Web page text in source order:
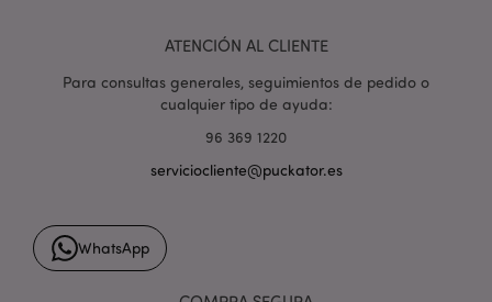
ATENCIÓN AL CLIENTE
Para consultas generales, seguimientos de pedido o
cualquier tipo de ayuda:
96 369 1220
serviciocliente@puckator.es
WhatsApp
mage-cache-storage-section-